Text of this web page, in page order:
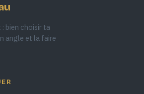
bien choisir ta
angle et la faire